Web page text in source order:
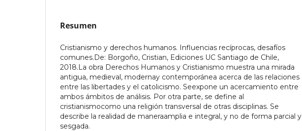
Resumen
Cristianismo y derechos humanos. Influencias recíprocas, desafíos
comunes.De: Borgoño, Cristian, Ediciones UC Santiago de Chile,
2018.La obra Derechos Humanos y Cristianismo muestra una mirada
antigua, medieval, modernay contemporánea acerca de las relaciones
entre las libertades y el catolicismo. Seexpone un acercamiento entre
ambos ámbitos de análisis. Por otra parte, se define al
cristianismocomo una religión transversal de otras disciplinas. Se
describe la realidad de maneraamplia e integral, y no de forma parcial y
sesgada.